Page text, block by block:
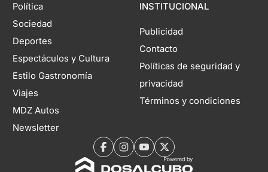
Política
Sociedad
Deportes
Espectáculos y Cultura
Estilo Gastronomía
Viajes
MDZ Autos
Newsletter
INSTITUCIONAL
Publicidad
Contacto
Políticas de seguridad y
privacidad
Términos y condiciones